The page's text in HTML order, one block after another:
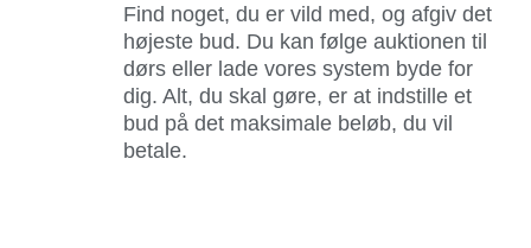
Find noget, du er vild med, og afgiv det
højeste bud. Du kan følge auktionen til
dørs eller lade vores system byde for
dig. Alt, du skal gøre, er at indstille et
bud på det maksimale beløb, du vil
betale.